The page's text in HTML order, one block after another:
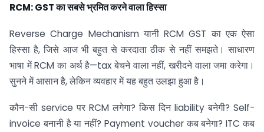
RCM: GSTका सबसे भ्रमित करने वाला हिस्सा
Reverse Charge Mechanism यानी RCM GST का एक ऐसा
हिस्सा है, जिसे आज भी बहुत से करदाता ठीक से नहीं समझते। साधारण
भाषा में RCM का अर्थ है—tax बेचने वाला नहीं, खरीदने वाला जमा करेगा।
सुनने में आसान है, लेकिन व्यवहार में यह बहुत उलझा हुआ है।
कौन-सी service पर RCM लगेगा? किस दिन liability बनेगी? Self-
invoice बनानी है या नहीं? Payment voucher कब बनेगा? ITC कब